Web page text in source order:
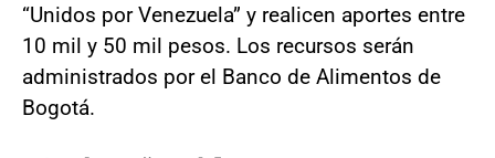
“Unidos por Venezuela” y realicen aportes entre
10 mil y 50 mil pesos. Los recursos serán
administrados por el Banco de Alimentos de
Bogotá.